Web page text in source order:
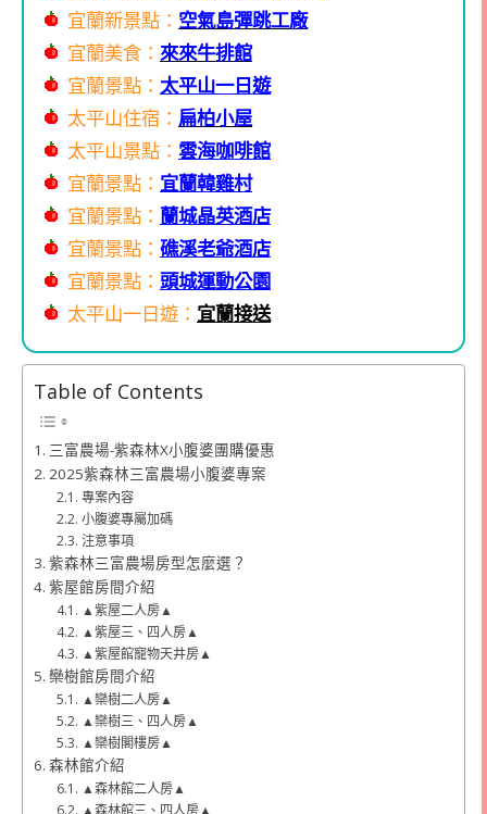
宜蘭新景點： 空氣島彈跳工廠
宜蘭美食： 來來牛排館
宜蘭景點： 太平山一日遊
太平山住宿： 扁柏小屋
太平山景點： 雲海咖啡館
宜蘭景點： 宜蘭韓雞村
宜蘭景點： 蘭城晶英酒店
宜蘭景點： 礁溪老爺酒店
宜蘭景點： 頭城運動公園
太平山一日遊： 宜蘭接送
Table of Contents
三富農場-紫森林X小腹婆團購優惠
2025紫森林三富農場小腹婆專案
專案內容
小腹婆專屬加碼
注意事項
紫森林三富農場房型怎麼選？
紫屋館房間介紹
▲紫屋二人房▲
▲紫屋三、四人房▲
▲紫屋館寵物天井房▲
欒樹館房間介紹
▲欒樹二人房▲
▲欒樹三、四人房▲
▲欒樹閣樓房▲
森林館介紹
▲森林館二人房▲
▲森林館三、四人房▲